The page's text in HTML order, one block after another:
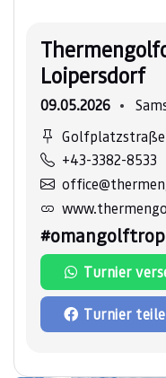
Loipersdorf
09.05.2026
Golfplatzstraße
+43-3382-8533
Turnier
Turnier